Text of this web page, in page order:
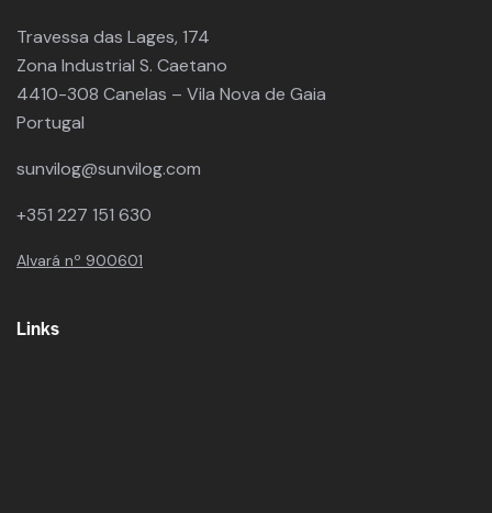
Travessa das Lages, 174
Zona Industrial S. Caetano
4410-308 Canelas – Vila Nova de Gaia
Portugal
sunvilog@sunvilog.com
+351 227 151 630
Alvará nº 900601
Links